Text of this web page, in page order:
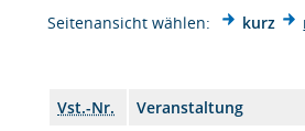
Seitenansicht wählen:
kurz
Vst.-Nr.
Veranstaltung